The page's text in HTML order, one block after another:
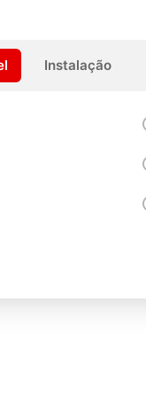
Instalação